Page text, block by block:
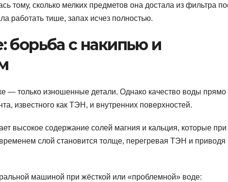
тому, сколько мелких предметов она достала из фильтра
работать тише, запах исчез полностью.
борьба с накипью и
— только изношенные детали. Однако качество воды прямо
известного как ТЭН, и внутренних поверхностей.
высокое содержание солей магния и кальция, которые при
слой становится толще, перегревая ТЭН и приводя
машиной при жёсткой или «проблемной» воде: